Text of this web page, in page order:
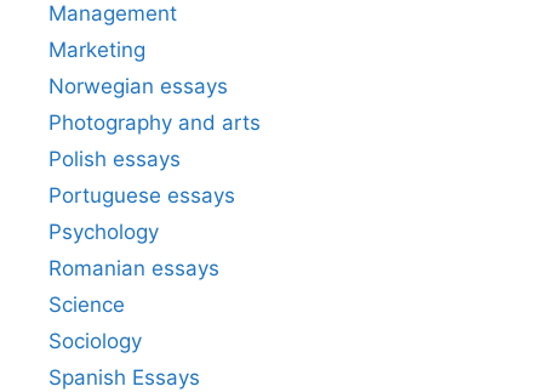
Management
Marketing
Norwegian essays
Photography and arts
Polish essays
Portuguese essays
Psychology
Romanian essays
Science
Sociology
Spanish Essays